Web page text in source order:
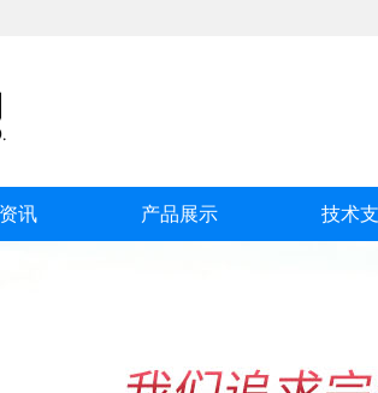
讯 产品展示 技术